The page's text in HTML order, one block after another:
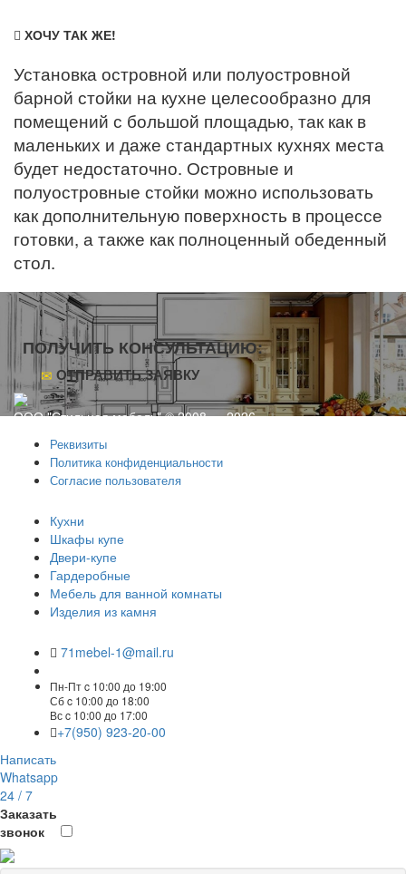
ХОЧУ ТАК ЖЕ!
Установка островной или полуостровной
барной стойки на кухне целесообразно для
помещений с большой площадью, так как в
маленьких и даже стандартных кухнях места
будет недостаточно. Островные и
полуостровные стойки можно использовать
как дополнительную поверхность в процессе
готовки, а также как полноценный обеденный
стол.
ПОЛУЧИТЬ КОНСУЛЬТАЦИЮ:
ОТПРАВИТЬ ЗАЯВКУ
ООО "Стильная мебель" © 2008 — 2026
Реквизиты
Политика конфиденциальности
Согласие пользователя
Кухни
Шкафы купе
Двери-купе
Гардеробные
Мебель для ванной комнаты
Изделия из камня
71mebel-1@mail.ru
Пн-Пт c 10:00 до 19:00
Сб c 10:00 до 18:00
Вс c 10:00 до 17:00
+7(950) 923-20-00
Написать
Whatsapp
24 / 7
Заказать
звонок